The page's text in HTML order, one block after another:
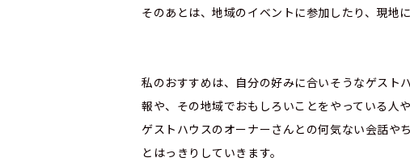
そのあとは、地域のイベントに参加したり、現地
私のおすすめは、自分の好みに合いそうなゲスト
報や、その地域でおもしろいことをやっている人
ゲストハウスのオーナーさんとの何気ない会話や
とはっきりしていきます。